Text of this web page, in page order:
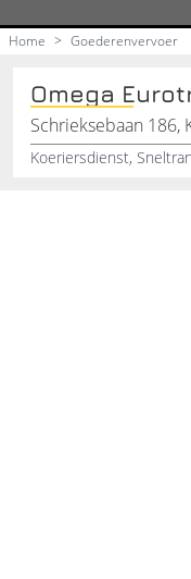
Home > Goederenvervoer
Omega
Schrieksebaan 186,